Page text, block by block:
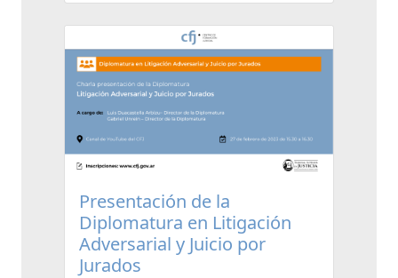
Presentación de la
Diplomatura en Litigación
Adversarial y Juicio por
Jurados